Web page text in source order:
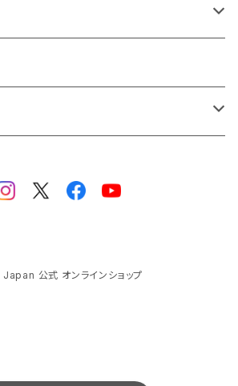
径）
公式 オンラインショップ